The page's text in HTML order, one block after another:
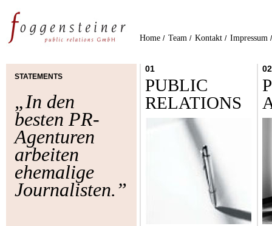
Home / Team / Kontakt / Impressum
STATEMENTS
„In den
besten PR-
Agenturen
arbeiten
ehemalige
Journalisten.”
01
PUBLIC
RELATIONS
02